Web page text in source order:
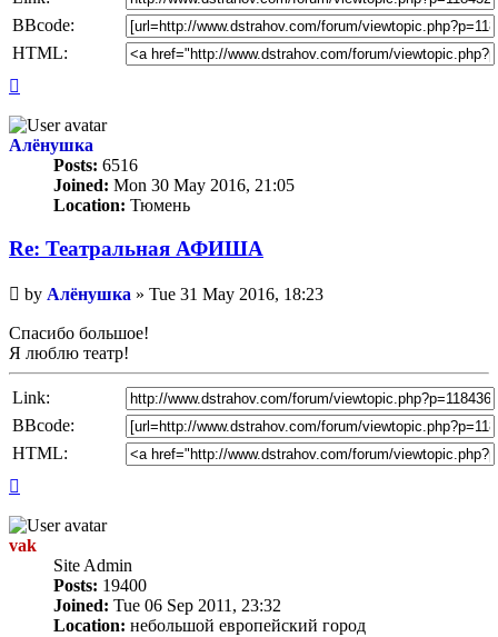
BBcode:
HTML:
Алёнушка
Posts: 6516
Joined: Mon 30 May 2016, 21:05
Location: Тюмень
Re: Театральная АФИША
Unread
post
by Алёнушка » Tue 31 May 2016, 18:23
Спасибо большое!
Я люблю театр!
Link:
BBcode:
HTML:
vak
Site Admin
Posts: 19400
Joined: Tue 06 Sep 2011, 23:32
Location: небольшой европейский город